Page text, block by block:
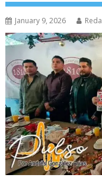
January 9, 2026